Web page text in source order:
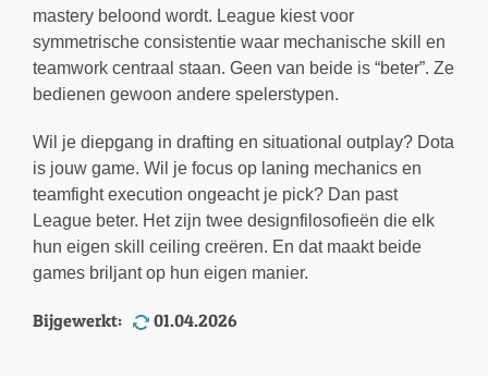
mastery beloond wordt. League kiest voor
symmetrische consistentie waar mechanische skill en
teamwork centraal staan. Geen van beide is “beter”. Ze
bedienen gewoon andere spelerstypen.
Wil je diepgang in drafting en situational outplay? Dota
is jouw game. Wil je focus op laning mechanics en
teamfight execution ongeacht je pick? Dan past
League beter. Het zijn twee designfilosofieën die elk
hun eigen skill ceiling creëren. En dat maakt beide
games briljant op hun eigen manier.
Bijgewerkt: 01.04.2026